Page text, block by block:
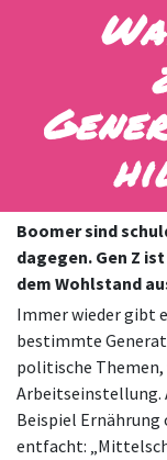
Boomer sind
dagegen. Gen Z
dem Wohlstand
Immer wieder gibt
bestimmte
politische
Arbeitseinstellung.
Beispiel
entfacht: